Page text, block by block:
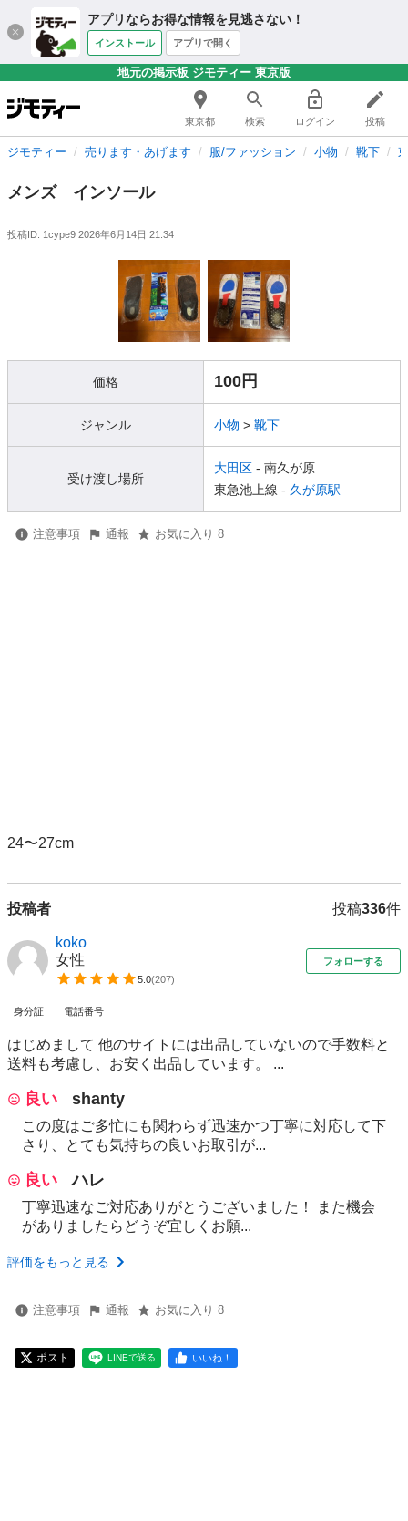
アプリならお得な情報を見逃さない！
インストール アプリで開く
地元の掲示板 ジモティー 東京版
東京都 検索 ログイン 投稿
ジモティー 売ります・あげます 服/ファッション 小物 靴下
メンズ インソール
投稿ID: 1cype9 2026年6月14日 21:34
価格 100円
ジャンル 小物 > 靴下
受け渡し場所
大田区 - 南久が原
東急池上線 - 久が原駅
注意事項 通報 お気に入り 8
24〜27cm
投稿者 投稿336件
koko
女性
5.0(207)
フォローする
身分証 電話番号
はじめまして 他のサイトには出品していないので手数料と
送料も考慮し、お安く出品しています。 ...
良い shanty
この度はご多忙にも関わらず迅速かつ丁寧に対応して下
さり、とても気持ちの良いお取引が...
良い ハレ
丁寧迅速なご対応ありがとうございました！ また機会
がありましたらどうぞ宜しくお願...
評価をもっと見る
注意事項 通報 お気に入り 8
ポスト LINEで送る いいね！